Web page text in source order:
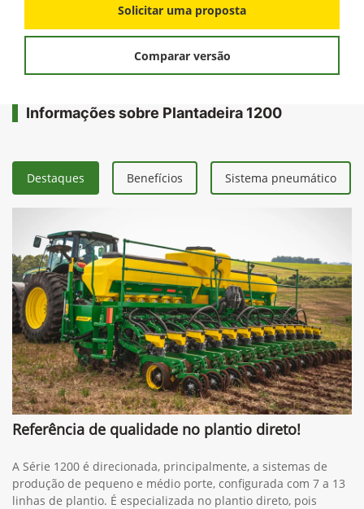
Solicitar uma proposta
Comparar versão
Informações sobre Plantadeira 1200
Destaques Benefícios Sistema pneumático
Referência de qualidade no plantio direto!
A Série 1200 é direcionada, principalmente, a sistemas de
produção de pequeno e médio porte, configurada com 7 a 13
linhas de plantio. É especializada no plantio direto, pois